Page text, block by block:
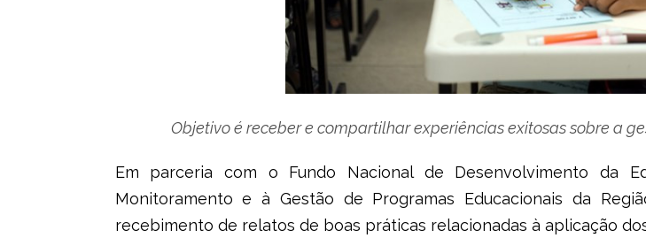
Objetivo é receber e compartilhar experiências exitosas sobre a
Em parceria com o Fundo Nacional de Desenvolvimento da
Monitoramento e à Gestão de Programas Educacionais da
recebimento de relatos de boas práticas relacionadas à aplicação